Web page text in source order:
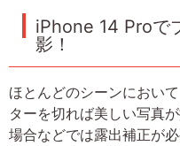
iPhone 14 Proで
影！
ほとんどのシーンにおい
ターを切れば美しい写真
場合などでは露出補正が